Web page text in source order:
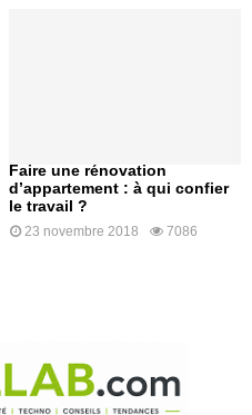
Faire une rénovation
d’appartement : à qui confier
le travail ?
23 novembre 2018 7086